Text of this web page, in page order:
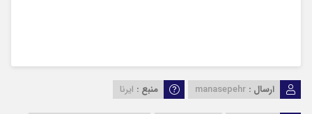
ارسال : manasepehr منبع : ایرنا